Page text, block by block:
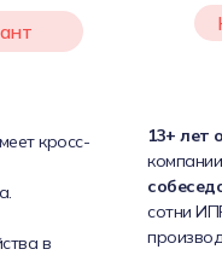
13+ лет
сотни
кросс-
в